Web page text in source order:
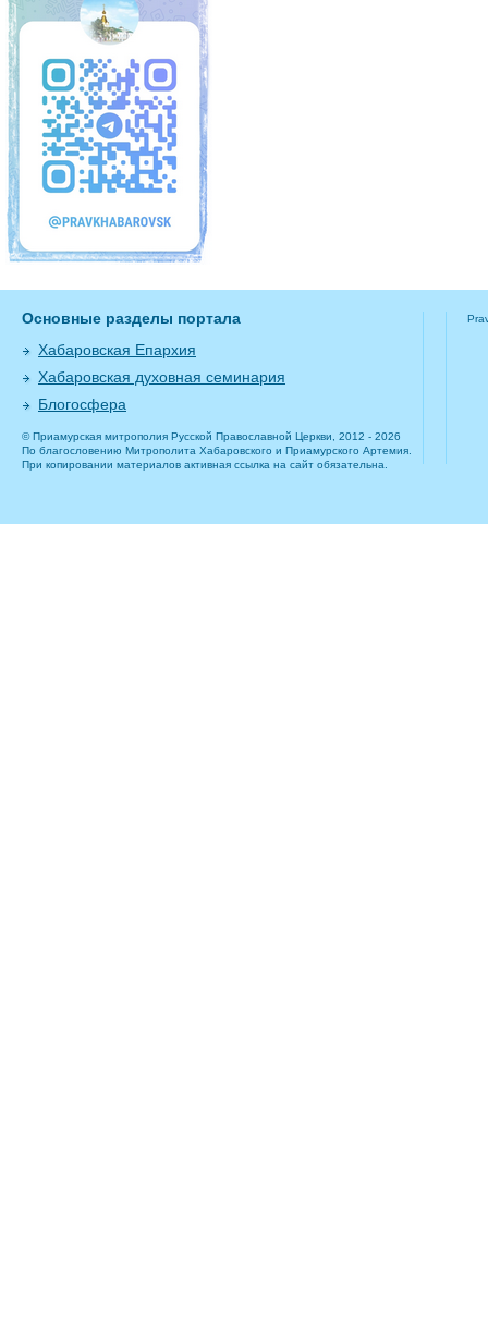
Основные разделы портала
Хабаровская Епархия
Хабаровская духовная семинария
Блогосфера
© Приамурская митрополия Русской Православной Церкви, 2012 - 2026
По благословению Митрополита Хабаровского и Приамурского Артемия.
При копировании материалов активная ссылка на сайт обязательна.